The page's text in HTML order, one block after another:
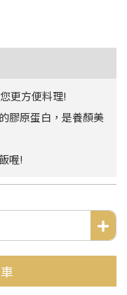
更方便料理!
膠原蛋白，是養顏美
喔!